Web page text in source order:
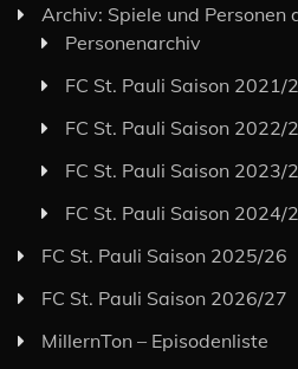
Archiv: Spiele und Personen
Personenarchiv
FC St. Pauli Saison 2021/
FC St. Pauli Saison 2022/
FC St. Pauli Saison 2023/
FC St. Pauli Saison 2024/
FC St. Pauli Saison 2025/26
FC St. Pauli Saison 2026/27
MillernTon – Episodenliste